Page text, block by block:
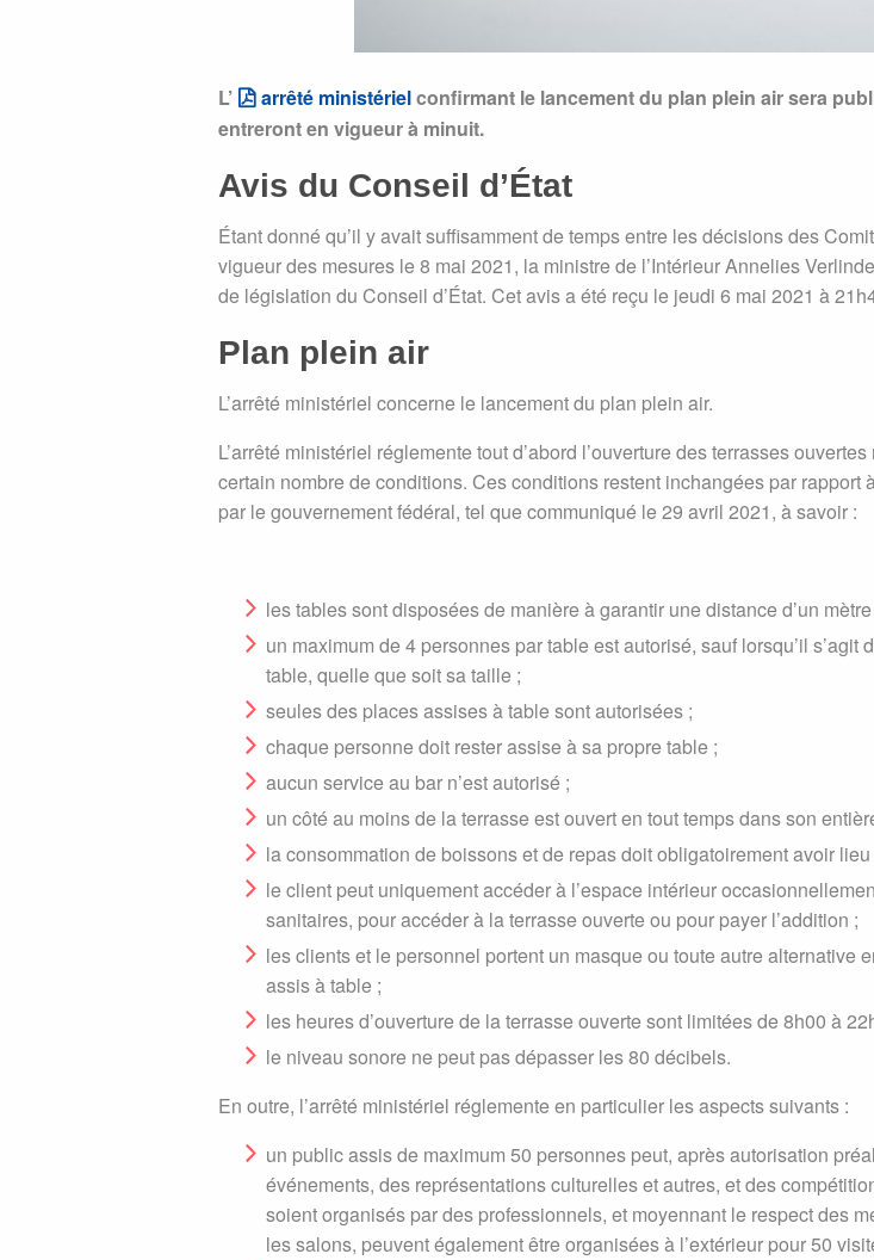
L’ arrêté ministérielconfirmant le lancement du plan plein air sera
entreront en vigueur à minuit.
Avis du Conseil d’État
Étant donné qu’il y avait suffisamment de temps entre les décisions des
vigueur des mesures le 8 mai 2021, la ministre de l’Intérieur Annelies
de législation du Conseil d’État. Cet avis a été reçu le jeudi 6 mai 2021 à
Plan plein air
L’arrêté ministériel concerne le lancement du plan plein air.
L’arrêté ministériel réglemente tout d’abord l’ouverture des terrasses
certain nombre de conditions. Ces conditions restent inchangées par
par le gouvernement fédéral, tel que communiqué le 29 avril 2021, à savoir :
les tables sont disposées de manière à garantir une distance d’un
un maximum de 4 personnes par table est autorisé, sauf lorsqu’il
table, quelle que soit sa taille ;
seules des places assises à table sont autorisées ;
chaque personne doit rester assise à sa propre table ;
aucun service au bar n’est autorisé ;
un côté au moins de la terrasse est ouvert en tout temps dans son
la consommation de boissons et de repas doit obligatoirement avoir lieu
le client peut uniquement accéder à l’espace intérieur
sanitaires, pour accéder à la terrasse ouverte ou pour payer l’addition ;
les clients et le personnel portent un masque ou toute autre alternative
assis à table ;
les heures d’ouverture de la terrasse ouverte sont limitées de 8h00 à
le niveau sonore ne peut pas dépasser les 80 décibels.
En outre, l’arrêté ministériel réglemente en particulier les aspects suivants :
un public assis de maximum 50 personnes peut, après autorisation
événements, des représentations culturelles et autres, et des
soient organisés par des professionnels, et moyennant le respect des
les salons, peuvent également être organisées à l’extérieur pour 50